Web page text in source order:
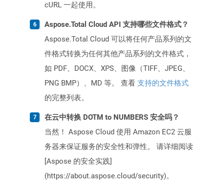
cURL 一起使用。
Aspose.Total Cloud API 支持哪些文件格式？
Aspose.Total Cloud 可以将任何产品系列的文
件格式转换为任何其他产品系列的文件格式，
如 PDF、DOCX、XPS、图像（TIFF、JPEG、
PNG BMP）、MD 等。 查看 支持的文件格式
的完整列表。
在云中转换 DOTM to NUMBERS 安全吗？
当然！ Aspose Cloud 使用 Amazon EC2 云服
务器来保证服务的安全性和弹性。 请详细阅读
[Aspose 的安全实践]
(https://about.aspose.cloud/security)。